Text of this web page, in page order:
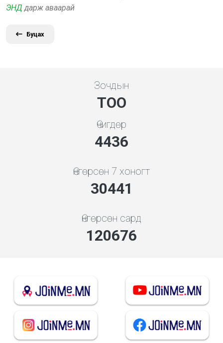
ЭНД дарж аваарай
Буцах
Зочдын
ТОО
Өчигдөр
4948
Өнгөрсөн 7 хоногт
33953
Өнгөрсөн сард
134601